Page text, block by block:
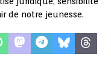
de notre jeunesse.